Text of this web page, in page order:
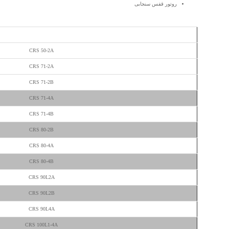
روتور قفس سنجابی
CRS 50-2A
CRS 71-2A
CRS 71-2B
CRS 71-4A
CRS 71-4B
CRS 80-2B
CRS 80-4A
CRS 80-4B
CRS 90L2A
CRS 90L2B
CRS 90L4A
CRS 100L1-4A